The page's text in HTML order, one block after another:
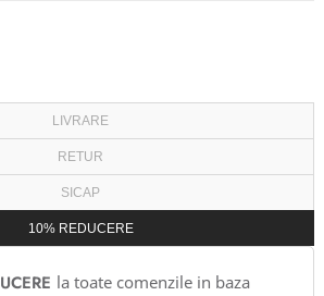
LIVRARE
RETUR
SICAP
10% REDUCERE
la toate comenzile in baza